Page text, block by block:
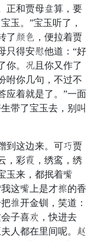
正和贾母减算，要
玉。”宝玉听了，
了坟弹，便拉着贾
只得安树他道：“好
你。计且你又作了
咐你几句，不过不
应着就是了。”一面
带了宝玉去，别叫
这边来。可荡贾
，彩赵，绣鸾，绣
玉来，都抿着梅
这梅上是才渐的香
蹲开金钏，笑道：
子喜府，快进去
人都在里间呢。击